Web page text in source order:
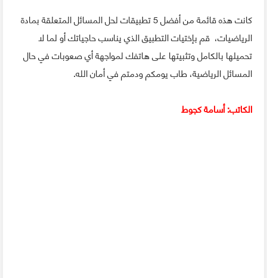
كانت هذه قائمة من أفضل 5 تطبيقات لحل المسائل المتعلقة بمادة
الرياضيات، قم بإختيات التطبيق الذي يناسب حاجياتك أو لما لا
تحميلها بالكامل وتثبيتها على هاتفك لمواجهة أي صعوبات في حال
المسائل الرياضية، طاب يومكم ودمتم في أمان الله.
الكاتب: أسامة كجوط